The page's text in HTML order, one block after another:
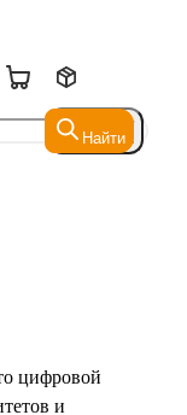
Найти
Найти
цифровой
и